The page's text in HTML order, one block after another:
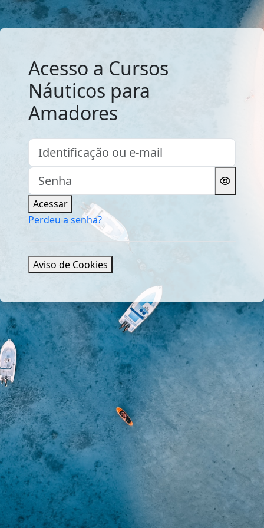
Ir para o conteúdo principal
Acesso a Cursos
Náuticos para
Amadores
Identificação ou e-mail
Senha
Acessar
Perdeu a senha?
Aviso de Cookies